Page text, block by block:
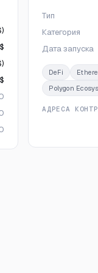
Тип
Категория
Дата запуска
DeFi
Polygon
АДРЕСА